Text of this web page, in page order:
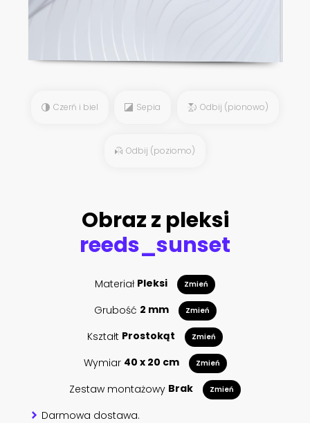
Czerń i biel Sepia Odbij (pionowo)
Odbij (poziomo)
Obraz z pleksi
reeds_sunset
Materiał Pleksi Zmień
Grubość 2 mm Zmień
Kształt Prostokąt Zmień
Wymiar 40 x 20 cm Zmień
Zestaw montażowy Brak Zmień
Darmowa dostawa.